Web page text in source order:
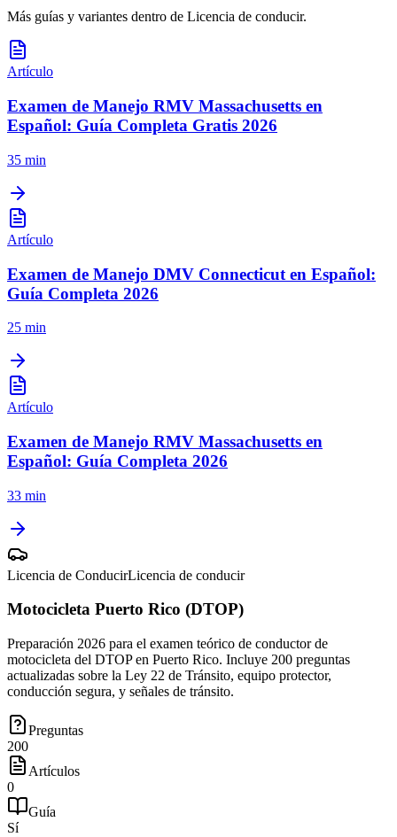
Más guías y variantes dentro de Licencia de conducir.
Artículo
Examen de Manejo RMV Massachusetts en
Español: Guía Completa Gratis 2026
35 min
Artículo
Examen de Manejo DMV Connecticut en Español:
Guía Completa 2026
25 min
Artículo
Examen de Manejo RMV Massachusetts en
Español: Guía Completa 2026
33 min
Licencia de ConducirLicencia de conducir
Motocicleta Puerto Rico (DTOP)
Preparación 2026 para el examen teórico de conductor de
motocicleta del DTOP en Puerto Rico. Incluye 200 preguntas
actualizadas sobre la Ley 22 de Tránsito, equipo protector,
conducción segura, y señales de tránsito.
Preguntas
200
Artículos
0
Guía
Sí